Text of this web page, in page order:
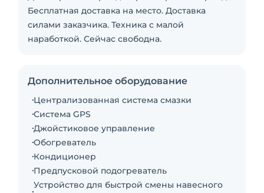
Бесплатная доставка на место. Доставка
силами заказчика. Техника с малой
наработкой. Сейчас свободна.
Дополнительное оборудование
Централизованная система смазки
Система GPS
Джойстиковое управление
Обогреватель
Кондиционер
Предпусковой подогреватель
Устройство для быстрой смены навесного